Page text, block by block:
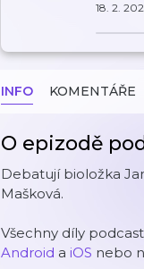
18. 2.
INFO KOMENTÁŘE
O epizodě
Debatují bioložka
Mašková.
Všechny díly
Android a iOS nebo